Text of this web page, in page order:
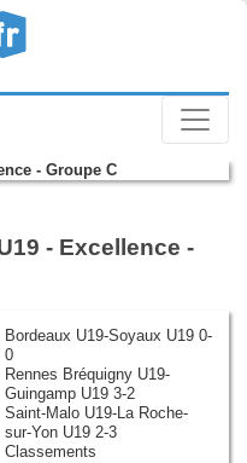
- Groupe C
- Excellence -
Bordeaux U19-Soyaux U19 0-
0
Rennes Bréquigny U19-
Guingamp U19 3-2
Saint-Malo U19-La Roche-
sur-Yon U19 2-3
Classements